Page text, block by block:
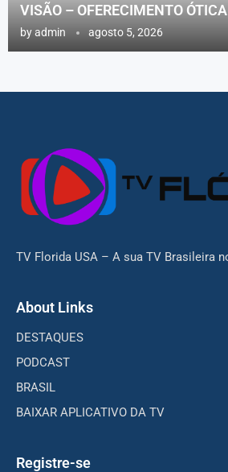
VISÃO – OFERECIMENTO
byadmin agosto 5, 2026
TV Florida USA – A sua TV Brasileira
About Links
DESTAQUES
PODCAST
BRASIL
BAIXAR APLICATIVO DA TV
Registre-se